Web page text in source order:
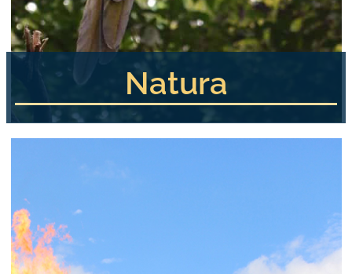
Natura